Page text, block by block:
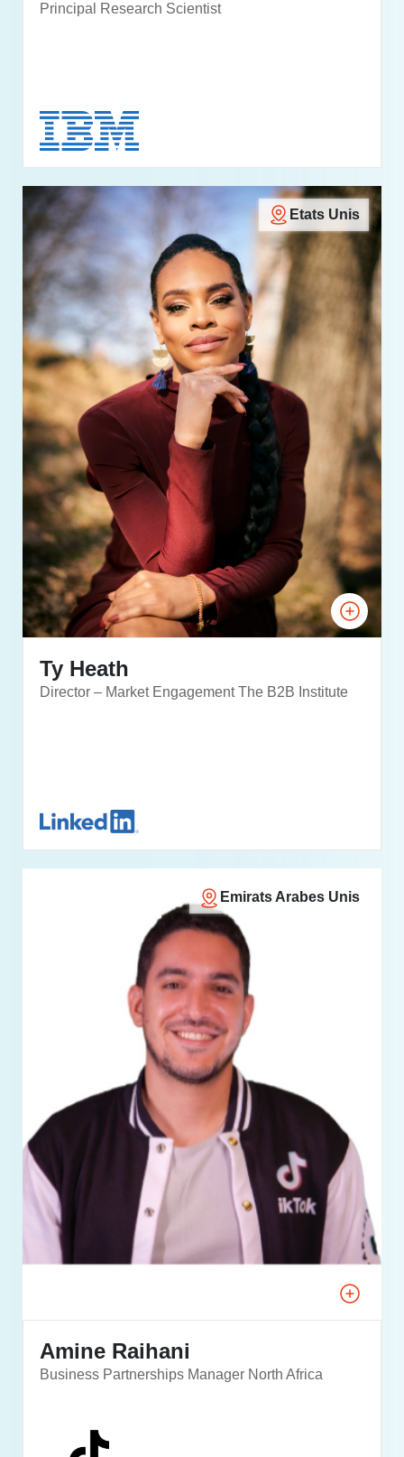
Principal Research Scientist
Etats Unis
Ty Heath
Director – Market Engagement The B2B Institute
Emirats Arabes Unis
Amine Raihani
Business Partnerships Manager North Africa